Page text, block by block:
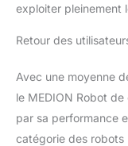
exploiter pleinement
Retour des
Avec une moyenne
le MEDION Robot
par sa performance
catégorie des robots